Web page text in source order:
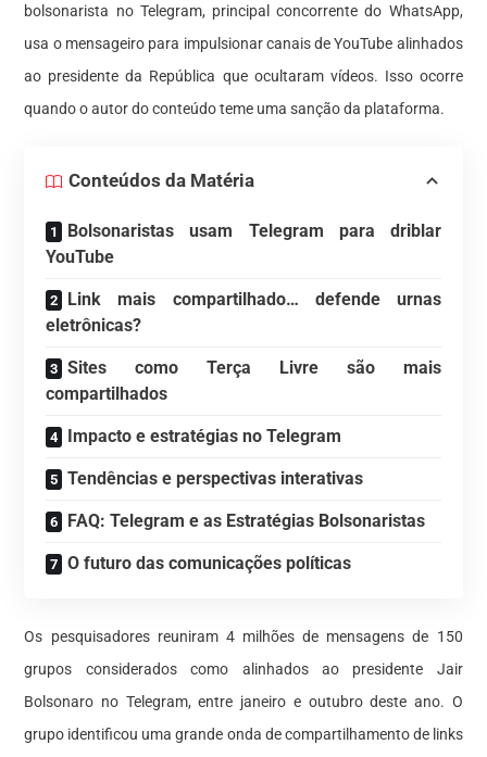
bolsonarista no Telegram, principal concorrente do WhatsApp,
usa o mensageiro para impulsionar canais de YouTube alinhados
ao presidente da República que ocultaram vídeos. Isso ocorre
quando o autor do conteúdo teme uma sanção da plataforma.
Conteúdos da Matéria
Bolsonaristas usam Telegram para driblar
YouTube
Link mais compartilhado… defende urnas
eletrônicas?
Sites como Terça Livre são mais
compartilhados
Impacto e estratégias no Telegram
Tendências e perspectivas interativas
FAQ: Telegram e as Estratégias Bolsonaristas
O futuro das comunicações políticas
Os pesquisadores reuniram 4 milhões de mensagens de 150
grupos considerados como alinhados ao presidente Jair
Bolsonaro no Telegram, entre janeiro e outubro deste ano. O
grupo identificou uma grande onda de compartilhamento de links